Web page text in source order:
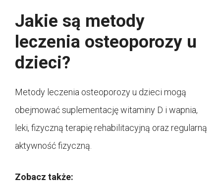
Jakie są metody
leczenia osteoporozy u
dzieci?
Metody leczenia osteoporozy u dzieci mogą
obejmować suplementację witaminy D i wapnia,
leki, fizyczną terapię rehabilitacyjną oraz regularną
aktywność fizyczną.
Zobacz także: